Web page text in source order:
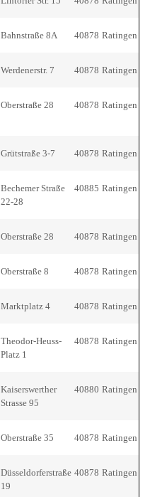
Bahnstraße 8A 40878 Ratingen
Werdenerstr. 7 40878 Ratingen
Oberstraße 28 40878 Ratingen
Grütstraße 3-7 40878 Ratingen
Bechemer Straße
22-28
40885 Ratingen
Oberstraße 28 40878 Ratingen
Oberstraße 8 40878 Ratingen
Marktplatz 4 40878 Ratingen
Theodor-Heuss-
Platz 1
40878 Ratingen
Kaiserswerther
Strasse 95
40880 Ratingen
Oberstraße 35 40878 Ratingen
Düsseldorferstraße
19
40878 Ratingen